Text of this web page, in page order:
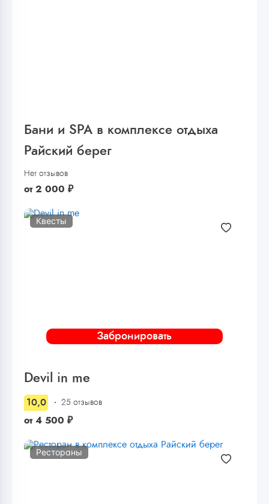
Бани и SPA в комплексе отдыха
Райский берег
Нет отзывов
от 2 000 ₽
Забронировать
Квесты
Devil in me
10,0 25 отзывов
от 4 500 ₽
Рестораны